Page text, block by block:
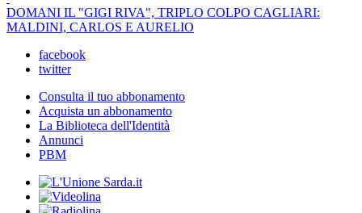
DOMANI IL "GIGI RIVA", TRIPLO COLPO CAGLIARI:
MALDINI, CARLOS E AURELIO
facebook
twitter
Consulta il tuo abbonamento
Acquista un abbonamento
La Biblioteca dell'Identità
Annunci
PBM